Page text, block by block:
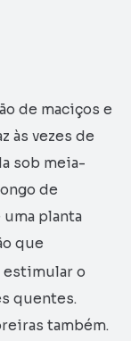
de maciços e
às vezes de
sob meia-
de
planta
que
estimular o
quentes.
também.